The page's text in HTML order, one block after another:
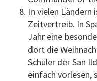
In vielen
Zeitvertreib. In
Jahr eine
dort die
Schüler der San
einfach vorlesen,